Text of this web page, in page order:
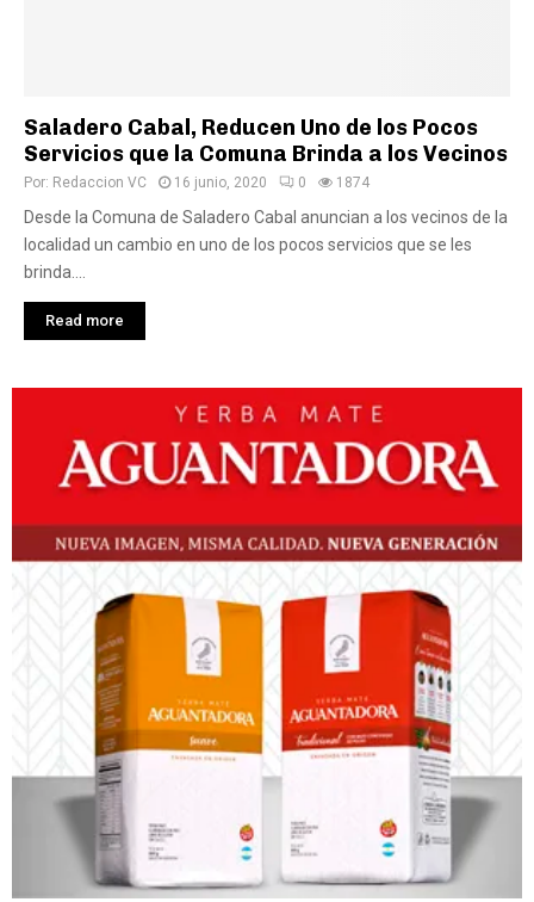
Saladero Cabal, Reducen Uno de los Pocos
Servicios que la Comuna Brinda a los Vecinos
Por: Redaccion VC 16 junio, 2020 0 1874
Desde la Comuna de Saladero Cabal anuncian a los vecinos de la
localidad un cambio en uno de los pocos servicios que se les
brinda....
Read more